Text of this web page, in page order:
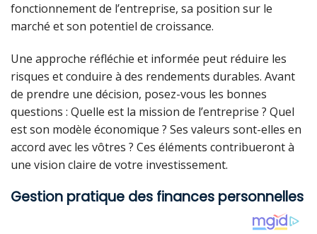
fonctionnement de l’entreprise, sa position sur le
marché et son potentiel de croissance.
Une approche réfléchie et informée peut réduire les
risques et conduire à des rendements durables. Avant
de prendre une décision, posez-vous les bonnes
questions : Quelle est la mission de l’entreprise ? Quel
est son modèle économique ? Ses valeurs sont-elles en
accord avec les vôtres ? Ces éléments contribueront à
une vision claire de votre investissement.
Gestion pratique des finances personnelles